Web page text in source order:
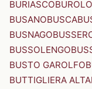
BURIASCOBUROLO
BUSANOBUSCA
BUSNAGO
BUSSOLENGO
BUSTO GAROLFO
BUTTIGLIERA ALTA